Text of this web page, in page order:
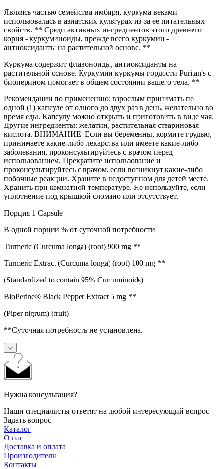
Являясь частью семейства имбиря, куркума веками
использовалась в азиатских культурах из-за ее питательных
свойств. ** Среди активных ингредиентов этого древнего
корня - куркуминоиды, прежде всего куркумин -
антиоксиданты на растительной основе. **
Куркума содержит флавоноиды, антиоксиданты на
растительной основе. Куркумин куркумы гордости Puritan's с
биоперином помогает в общем состоянии вашего тела. **
Рекомендации по применению: взрослым принимать по
одной (1) капсуле от одного до двух раз в день, желательно во
время еды. Капсулу можно открыть и приготовить в виде чая.
Другие ингредиенты: желатин, растительная стеариновая
кислота. ВНИМАНИЕ: Если вы беременны, кормите грудью,
принимаете какие-либо лекарства или имеете какие-либо
заболевания, проконсультируйтесь с врачом перед
использованием. Прекратите использование и
проконсультируйтесь с врачом, если возникнут какие-либо
побочные реакции. Храните в недоступном для детей месте.
Хранить при комнатной температуре. Не используйте, если
уплотнение под крышкой сломано или отсутствует.
Порция 1 Capsule
В одной порции % от суточной потребности
Turmeric (Curcuma longa) (root) 900 mg **
Turmeric Extract (Curcuma longa) (root) 100 mg **
(Standardized to contain 95% Curcuminoids)
BioPerine® Black Pepper Extract 5 mg **
(Piper nigrum) (fruit)
**Суточная потребность не установлена.
Нужна консультация?
Наши специалисты ответят на любой интересующий вопрос
Задать вопрос
Каталог
О нас
Доставка и оплата
Производители
Контакты